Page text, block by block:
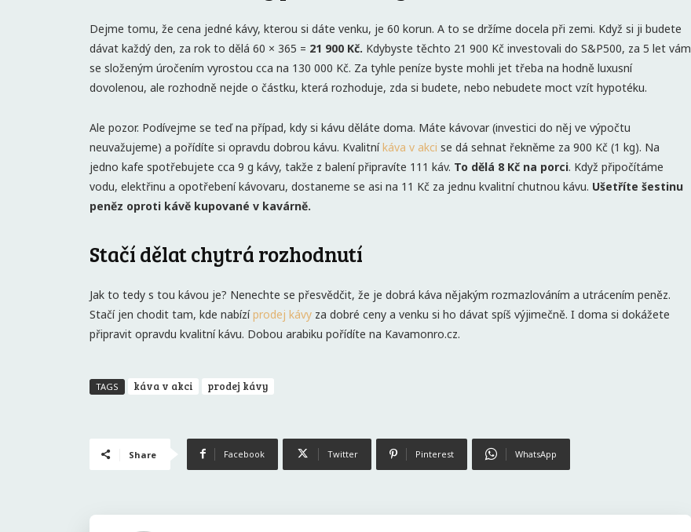
Dejme tomu, že cena jedné kávy, kterou si dáte venku, je 60 korun. A to se držíme docela při zemi. Když si ji budete
dávat každý den, za rok to dělá 60 × 365 = 21 900 Kč. Kdybyste těchto 21 900 Kč investovali do S&P500, za 5 let vám
se složeným úročením vyrostou cca na 130 000 Kč. Za tyhle peníze byste mohli jet třeba na hodně luxusní
dovolenou, ale rozhodně nejde o částku, která rozhoduje, zda si budete, nebo nebudete moct vzít hypotéku.
Ale pozor. Podívejme se teď na případ, kdy si kávu děláte doma. Máte kávovar (investici do něj ve výpočtu
neuvažujeme) a pořídíte si opravdu dobrou kávu. Kvalitníkáva v akci se dá sehnat řekněme za 900 Kč (1 kg). Na
jedno kafe spotřebujete cca 9 g kávy, takže z balení připravíte 111 káv. To dělá 8 Kč na porci. Když připočítáme
vodu, elektřinu a opotřebení kávovaru, dostaneme se asi na 11 Kč za jednu kvalitní chutnou kávu. Ušetříte šestinu
peněz oproti kávě kupované v kavárně.
Stačí dělat chytrá rozhodnutí
Jak to tedy s tou kávou je? Nenechte se přesvědčit, že je dobrá káva nějakým rozmazlováním a utrácením peněz.
Stačí jen chodit tam, kde nabízíprodej kávy za dobré ceny a venku si ho dávat spíš výjimečně. I doma si dokážete
připravit opravdu kvalitní kávu. Dobou arabiku pořídíte na Kavamonro.cz.
TAGS káva v akci prodej kávy
Share Facebook Twitter Pinterest WhatsApp